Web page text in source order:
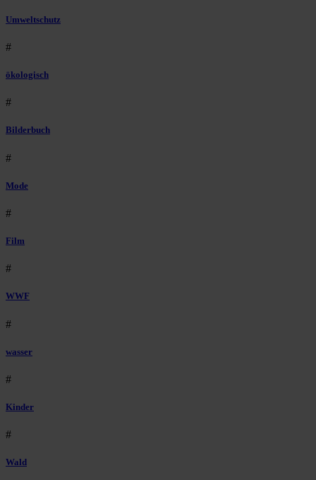
Umweltschutz
#
ökologisch
#
Bilderbuch
#
Mode
#
Film
#
WWF
#
wasser
#
Kinder
#
Wald